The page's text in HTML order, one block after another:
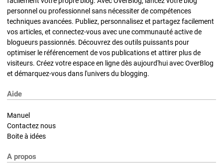
personnel ou professionnel sans nécessiter de compétences
techniques avancées. Publiez, personnalisez et partagez facilement
vos articles, et connectez-vous avec une communauté active de
blogueurs passionnés. Découvrez des outils puissants pour
optimiser le référencement de vos publications et attirer plus de
visiteurs. Créez votre espace en ligne dès aujourd'hui avec OverBlog
et démarquez-vous dans l'univers du blogging.
Aide
Manuel
Contactez nous
Boite à idées
A propos